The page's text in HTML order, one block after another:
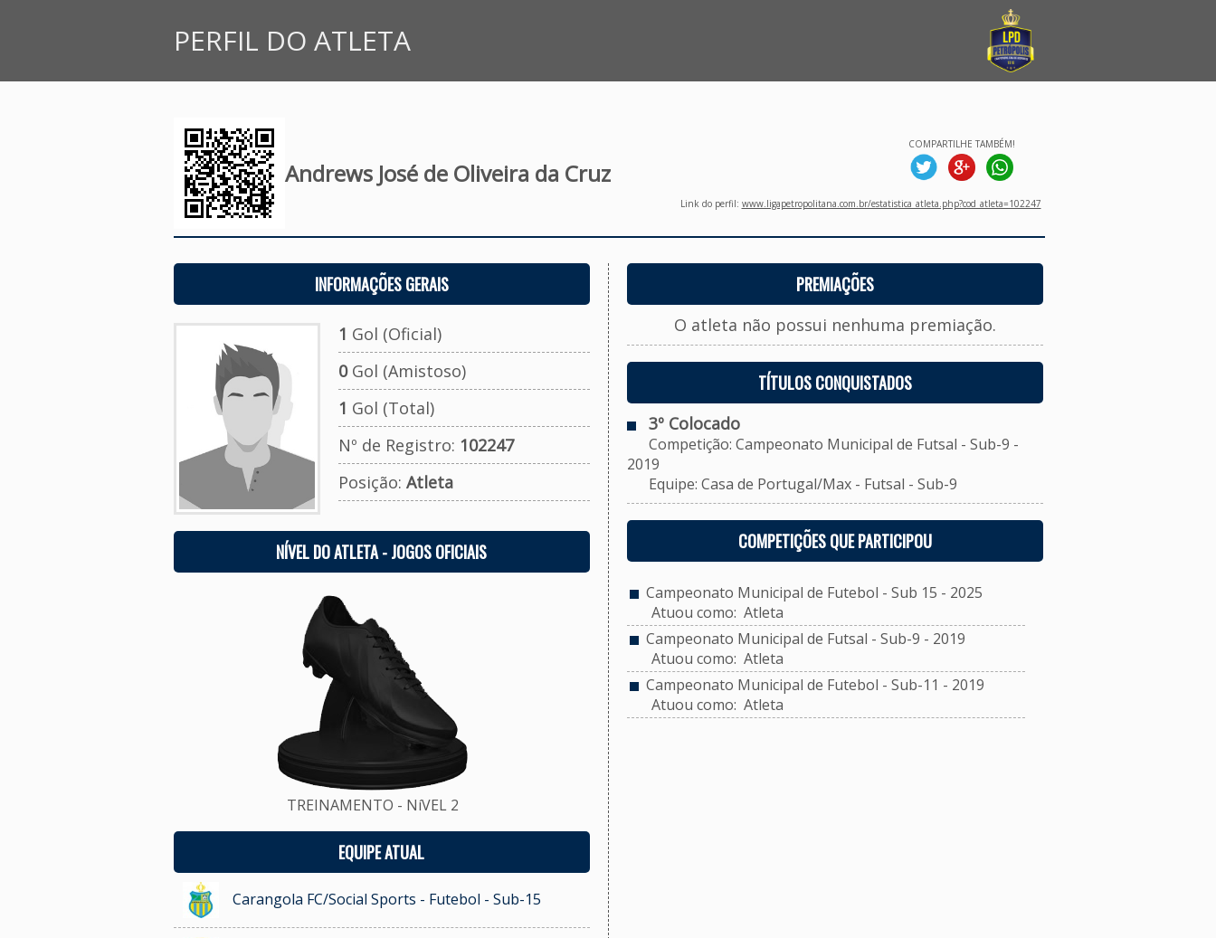
PERFIL DO ATLETA
Andrews José de Oliveira da Cruz
COMPARTILHE TAMBÉM!
Link do perfil: www.ligapetropolitana.com.br/estatistica_atleta.php?cod_atleta=102247
INFORMAÇÕES GERAIS
1 Gol (Oficial)
0Gol (Amistoso)
1 Gol (Total)
Nº de Registro: 102247
Posição: Atleta
NÍVEL DO ATLETA - JOGOS OFICIAIS
TREINAMENTO - NíVEL 2
EQUIPE ATUAL
Carangola FC/Social Sports - Futebol - Sub-15
PREMIAÇÕES
O atleta não possui nenhuma premiação.
TÍTULOS CONQUISTADOS
3º Colocado
Competição: Campeonato Municipal de Futsal - Sub-9 -
2019
Equipe: Casa de Portugal/Max - Futsal - Sub-9
COMPETIÇÕES QUE PARTICIPOU
Campeonato Municipal de Futebol - Sub 15 - 2025
Atuou como: Atleta
Campeonato Municipal de Futsal - Sub-9 - 2019
Atuou como: Atleta
Campeonato Municipal de Futebol - Sub-11 - 2019
Atuou como: Atleta